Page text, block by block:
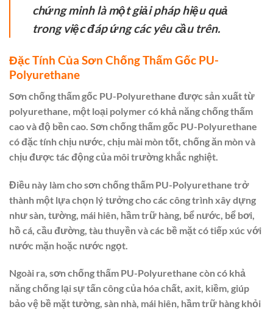
chứng minh là một giải pháp hiệu quả
trong việc đáp ứng các yêu cầu trên.
Đặc Tính Của Sơn Chống Thấm Gốc PU-
Polyurethane
Sơn chống thấm gốc PU-Polyurethane được sản xuất từ
polyurethane, một loại polymer có khả năng chống thấm
cao và độ bền cao. Sơn chống thấm gốc PU-Polyurethane
có đặc tính chịu nước, chịu mài mòn tốt, chống ăn mòn và
chịu được tác động của môi trường khắc nghiệt.
Điều này làm cho sơn chống thấm PU-Polyurethane trở
thành một lựa chọn lý tưởng cho các công trình xây dựng
như sàn, tường, mái hiên, hầm trữ hàng, bể nước, bể bơi,
hồ cá, cầu đường, tàu thuyền và các bề mặt có tiếp xúc với
nước mặn hoặc nước ngọt.
Ngoài ra, sơn chống thấm PU-Polyurethane còn có khả
năng chống lại sự tấn công của hóa chất, axit, kiềm, giúp
bảo vệ bề mặt tường, sàn nhà, mái hiên, hầm trữ hàng khỏi